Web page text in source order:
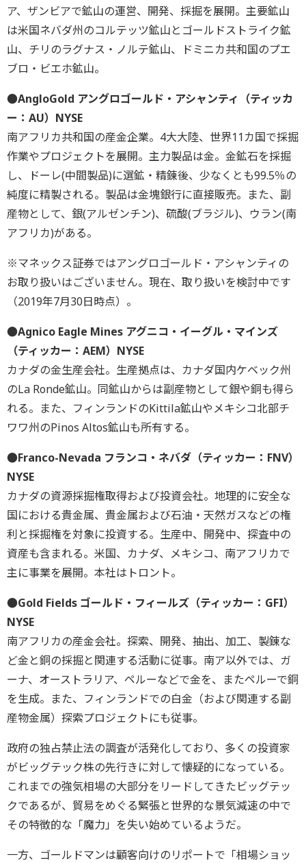
ア、ザンビアで鉱山の運営、開発、採掘を展開。主要鉱山
は米国ネバダ州のコルテッツ鉱山とゴールドストライク鉱
山、チリのラグナス・ノルテ鉱山、ドミニカ共和国のプエ
ブロ・ビエホ鉱山。
●AngloGold アングロゴールド・アシャンティ（ティッカ
ー：AU）NYSE
南アフリカ共和国の産金企業。4大大陸、世界11カ国で採掘
作業やプロジェクトを展開。主力製品は金。金鉱石を採掘
し、ドーレ(中間製品)に選鉱・精錬後、少なくとも99.5％の
純度に精製される。製品は金塊銀行に直接販売。また、副
産物として、銀(アルゼンチン)、硫酸(ブラジル)、ウラン(南
アフリカ)がある。
※マネックス証券ではアングロゴールド・アシャンティの
お取り扱いはございません。現在、取り扱いを検討中です
（2019年7月30日時点）。
●Agnico Eagle Mines アグニコ・イーグル・マインズ
（ティッカー：AEM）NYSE
カナダの金生産会社。生産拠点は、カナダ国内ケベック州
のLa Ronde鉱山。同鉱山からは副産物として銀や銅も得ら
れる。また、フィンランドのKittila鉱山やメキシコ北部チ
ワワ州のPinos Altos鉱山も所有する。
●Franco-Nevada フランコ・ネバダ（ティッカー：FNV）
NYSE
カナダの資源採掘権取得および投資会社。地理的に安全な
国における貴金属、貴金属および石油・天然ガスなどの権
利と採掘権を対象に投資する。生産中、開発中、探査中の
資産も含まれる。米国、カナダ、メキシコ、南アフリカで
主に事業を展開。本社はトロント。
●Gold Fields ゴールド・フィールズ（ティッカー：GFI）
NYSE
南アフリカの産金会社。探索、開発、抽出、加工、製錬な
ど金と銅の採掘と関連する活動に従事。南ア以外では、ガ
ーナ、オーストラリア、ペルーなどで金を、またペルーで銅
を生成。また、フィンランドでの白金（および関連する副
産物金属）探索プロジェクトにも従事。
政府の独占禁止法の調査が活発化しており、多くの投資家
がビッグテック株の先行きに対して懐疑的になっている。
これまでの強気相場の大部分をリードしてきたビッグテッ
クであるが、貿易をめぐる緊張と世界的な景気減速の中で
その特徴的な「魔力」を失い始めているようだ。
一方、ゴールドマンは顧客向けのリポートで「相場ショッ